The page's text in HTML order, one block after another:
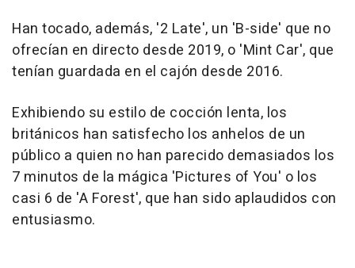
Han tocado, además, '2 Late', un 'B-side' que no
ofrecían en directo desde 2019, o 'Mint Car', que
tenían guardada en el cajón desde 2016.
Exhibiendo su estilo de cocción lenta, los
británicos han satisfecho los anhelos de un
público a quien no han parecido demasiados los
7 minutos de la mágica 'Pictures of You' o los
casi 6 de 'A Forest', que han sido aplaudidos con
entusiasmo.